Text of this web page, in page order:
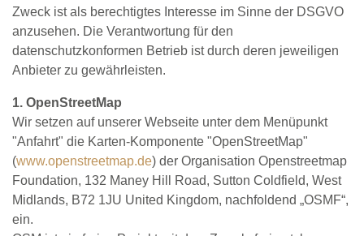
Zweck ist als berechtigtes Interesse im Sinne der DSGVO
anzusehen. Die Verantwortung für den
datenschutzkonformen Betrieb ist durch deren jeweiligen
Anbieter zu gewährleisten.
1. OpenStreetMap
Wir setzen auf unserer Webseite unter dem Menüpunkt
"Anfahrt" die Karten-Komponente "OpenStreetMap"
(www.openstreetmap.de) der Organisation Openstreetmap
Foundation, 132 Maney Hill Road, Sutton Coldfield, West
Midlands, B72 1JU United Kingdom, nachfoldend „OSMF“,
ein.